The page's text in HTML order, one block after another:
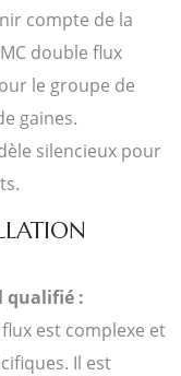
compte de la
double flux
le groupe de
gaines.
silencieux pour
qualifié :
flux est complexe et
Il est